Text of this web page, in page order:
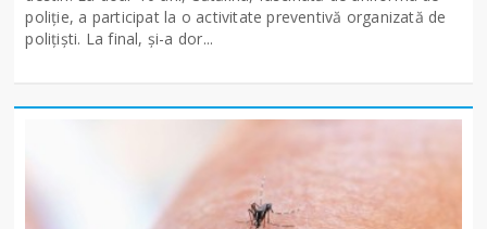
poliție, a participat la o activitate preventivă organizată de
polițiști. La final, și-a dor...